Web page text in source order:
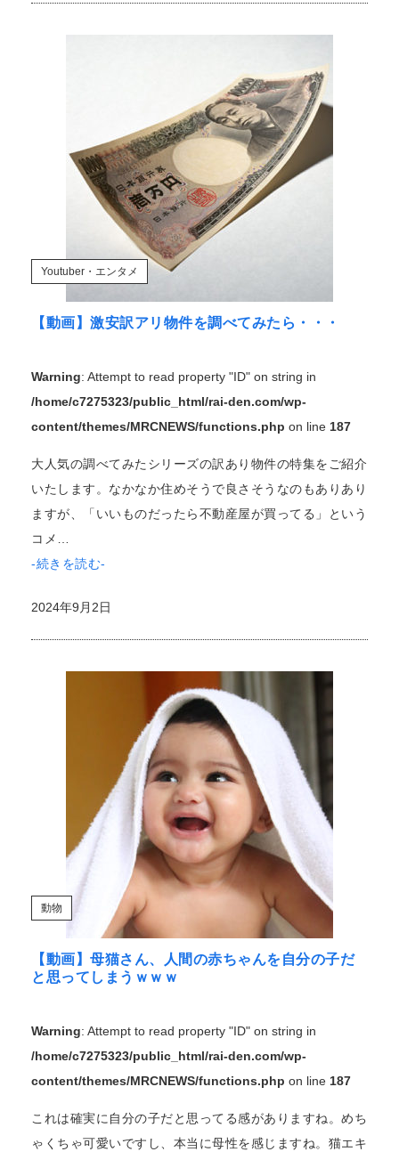
Youtuber・エンタメ
【動画】激安訳アリ物件を調べてみたら・・・
Warning: Attempt to read property "ID" on string in
/home/c7275323/public_html/rai-den.com/wp-
content/themes/MRCNEWS/functions.php on line 187
大人気の調べてみたシリーズの訳あり物件の特集をご紹介
いたします。なかなか住めそうで良さそうなのもありあり
ますが、「いいものだったら不動産屋が買ってる」という
コメ…
-続きを読む-
2024年9月2日
動物
【動画】母猫さん、人間の赤ちゃんを自分の子だ
と思ってしまうｗｗｗ
Warning: Attempt to read property "ID" on string in
/home/c7275323/public_html/rai-den.com/wp-
content/themes/MRCNEWS/functions.php on line 187
これは確実に自分の子だと思ってる感がありますね。めち
ゃくちゃ可愛いですし、本当に母性を感じますね。猫エキ